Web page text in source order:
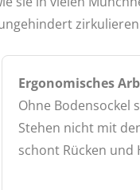
Ergonomisches
Ohne Bodensockel
Stehen nicht mit
schont Rücken und